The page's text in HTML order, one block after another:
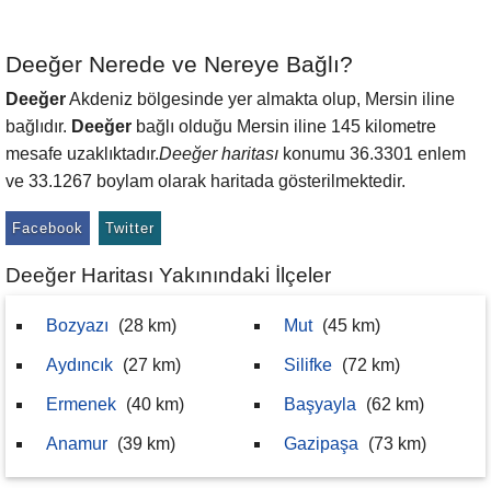
Deeğer Nerede ve Nereye Bağlı?
DeeğerAkdeniz bölgesinde yer almakta olup, Mersin iline
bağlıdır. Deeğer bağlı olduğu Mersin iline 145 kilometre
mesafe uzaklıktadır.Deeğer haritası konumu 36.3301 enlem
ve 33.1267 boylam olarak haritada gösterilmektedir.
Facebook Twitter
Deeğer Haritası Yakınındaki İlçeler
Bozyazı (28 km)
Aydıncık (27 km)
Ermenek (40 km)
Anamur (39 km)
Mut (45 km)
Silifke (72 km)
Başyayla (62 km)
Gazipaşa (73 km)